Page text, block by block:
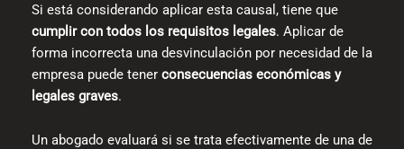
Si está considerando aplicar esta causal, tiene que
cumplir con todos los requisitos legales. Aplicar de
forma incorrecta una desvinculación por necesidad de la
empresa puede tener consecuencias económicas y
legales graves.
Un abogado evaluará si se trata efectivamente de una de